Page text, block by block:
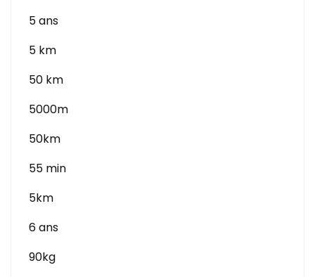
5 ans
5 km
50 km
5000m
50km
55 min
5km
6 ans
90kg